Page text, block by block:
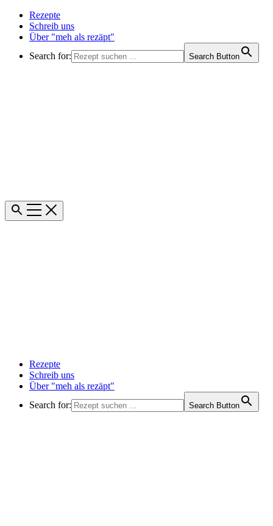
Rezepte
Schreib uns
Über "meh als rezäpt"
Search for:
Search Button
Rezepte
Schreib uns
Über "meh als rezäpt"
Search for:
Search Button